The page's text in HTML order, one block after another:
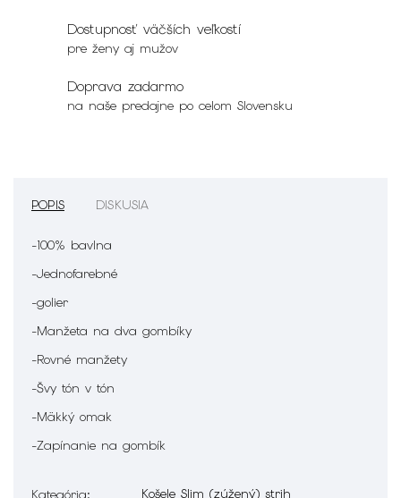
Dostupnosť väčších veľkostí
pre ženy aj mužov
Doprava zadarmo
na naše predajne po celom Slovensku
POPIS DISKUSIA
-100% bavlna
-Jednofarebné
-golier
-Manžeta na dva gombíky
-Rovné manžety
-Švy tón v tón
-Mäkký omak
-Zapínanie na gombík
Kategória: Košele Slim (zúžený) strih